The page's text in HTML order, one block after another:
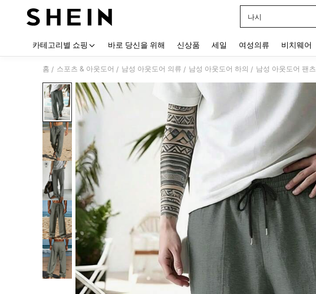
나시
카테고리별 쇼핑 바로 당신을 위해 신상품 세일 여성의류 비치웨어
홈 / 스포츠 & 아웃도어 / 남성 아웃도어 의류 / 남성 아웃도어 하의 / 남성 아웃도어 팬츠